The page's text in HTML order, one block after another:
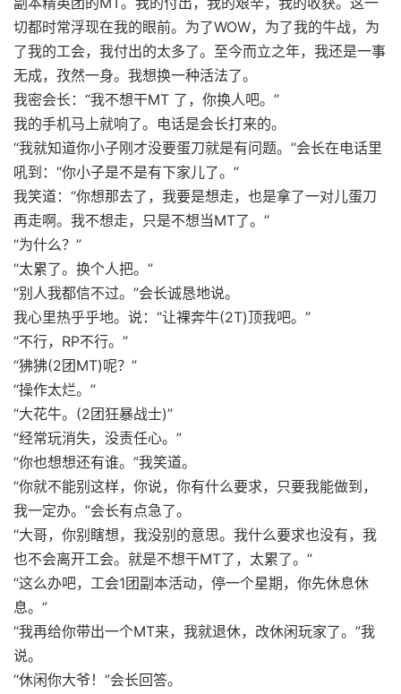
切都时常浮现在我的眼前。为了WOW，为了我的牛战，为
了我的工会，我付出的太多了。至今而立之年，我还是一事
无成，孜然一身。我想换一种活法了。
我密会长：“我不想干MT 了，你换人吧。”
我的手机马上就响了。电话是会长打来的。
“我就知道你小子刚才没要蛋刀就是有问题。”会长在电话里
吼到：“你小子是不是有下家儿了。”
我笑道：“你想那去了，我要是想走，也是拿了一对儿蛋刀
再走啊。我不想走，只是不想当MT了。”
“为什么？”
“太累了。换个人把。”
“别人我都信不过。”会长诚恳地说。
我心里热乎乎地。说：“让裸奔牛(2T)顶我吧。”
“不行，RP不行。”
“狒狒(2团MT)呢？”
“操作太烂。”
“大花牛。(2团狂暴战士)”
“经常玩消失，没责任心。”
“你也想想还有谁。”我笑道。
“你就不能别这样，你说，你有什么要求，只要我能做到，
我一定办。”会长有点急了。
“大哥，你别瞎想，我没别的意思。我什么要求也没有，我
也不会离开工会。就是不想干MT了，太累了。”
“这么办吧，工会1团副本活动，停一个星期，你先休息休
息。”
“我再给你带出一个MT来，我就退休，改休闲玩家了。”我
说。
“休闲你大爷！”会长回答。